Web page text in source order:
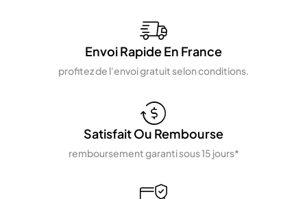
Envoi Rapide En France
profitez de l'envoi gratuit selon conditions.
Satisfait Ou Rembourse
remboursement garanti sous 15 jours*